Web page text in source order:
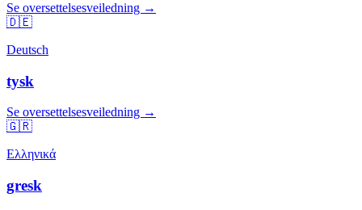
Se oversettelsesveiledning →
🇩🇪
Deutsch
tysk
Se oversettelsesveiledning →
🇬🇷
Ελληνικά
gresk